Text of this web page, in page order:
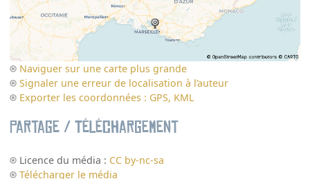
Naviguer sur une carte plus grande
Signaler une erreur de localisation à l’auteur
Exporter les coordonnées : GPS, KML
Partage / Téléchargement
Licence du média : CC by-nc-sa
Télécharger le média